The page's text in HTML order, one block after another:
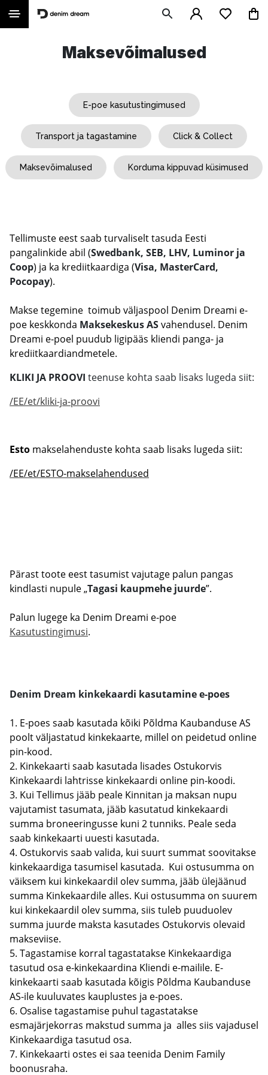
Maksevõimalused
E-poe kasutustingimused
Transport ja tagastamine Click & Collect
Maksevõimalused Korduma kippuvad küsimused
Tellimuste eest saab turvaliselt tasuda Eesti
pangalinkide abil (Swedbank, SEB, LHV, Luminor ja
Coop) ja ka krediitkaardiga (Visa, MasterCard,
Pocopay).
Makse tegemine toimub väljaspool Denim Dreami e-
poe keskkonda Maksekeskus ASvahendusel. Denim
Dreami e-poel puudub ligipääs kliendi panga- ja
krediitkaardiandmetele.
KLIKI JA PROOVI teenuse kohta saab lisaks lugeda siit:
/EE/et/kliki-ja-proovi
Esto makselahenduste kohta saab lisaks lugeda siit:
/EE/et/ESTO-makselahendused
Pärast toote eest tasumist vajutage palun pangas
kindlasti nupule „Tagasi kaupmehe juurde”.
Palun lugege ka Denim Dreami e-poe
Kasutustingimusi.
Denim Dream kinkekaardi kasutamine e-poes
1. E-poes saab kasutada kõiki Põldma Kaubanduse AS
poolt väljastatud kinkekaarte, millel on peidetud online
pin-kood.
2. Kinkekaarti saab kasutada lisades Ostukorvis
Kinkekaardi lahtrisse kinkekaardi online pin-koodi.
3. Kui Tellimus jääb peale Kinnitan ja maksan nupu
vajutamist tasumata, jääb kasutatud kinkekaardi
summa broneeringusse kuni 2 tunniks. Peale seda
saab kinkekaarti uuesti kasutada.
4. Ostukorvis saab valida, kui suurt summat soovitakse
kinkekaardiga tasumisel kasutada. Kui ostusumma on
väiksem kui kinkekaardil olev summa, jääb ülejäänud
summa Kinkekaardile alles. Kui ostusumma on suurem
kui kinkekaardil olev summa, siis tuleb puuduolev
summa juurde maksta kasutades Ostukorvis olevaid
makseviise.
5. Tagastamise korral tagastatakse Kinkekaardiga
tasutud osa e-kinkekaardina Kliendi e-mailile. E-
kinkekaarti saab kasutada kõigis Põldma Kaubanduse
AS-ile kuuluvates kauplustes ja e-poes.
6. Osalise tagastamise puhul tagastatakse
esmajärjekorras makstud summa ja alles siis vajadusel
Kinkekaardiga tasutud osa.
7. Kinkekaarti ostes ei saa teenida Denim Family
boonusraha.